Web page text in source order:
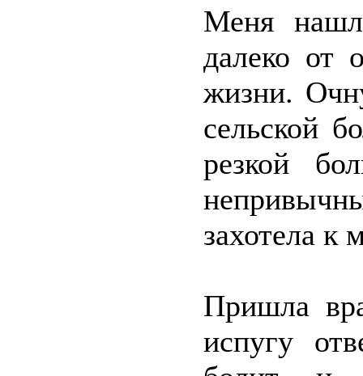
Меня
далеко от
жизни.
сельской
резкой
захотела к
Пришла
испугу